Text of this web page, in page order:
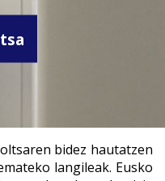
bidez hautatzen
langileak. Eusko